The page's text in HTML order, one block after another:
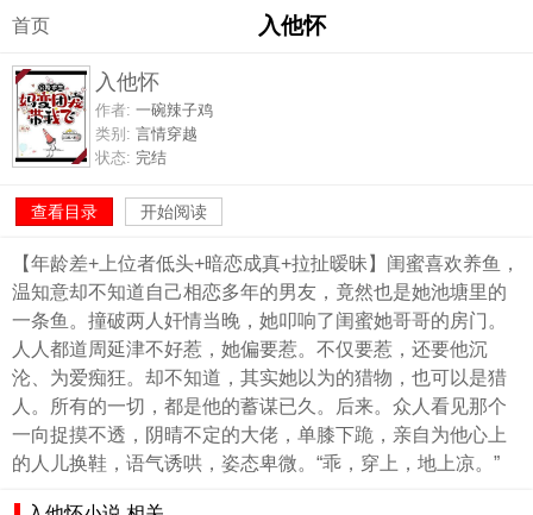
首页 入他怀
入他怀
作者: 一碗辣子鸡
类别: 言情穿越
状态: 完结
查看目录 开始阅读
【年龄差+上位者低头+暗恋成真+拉扯暧昧】闺蜜喜欢养鱼，
温知意却不知道自己相恋多年的男友，竟然也是她池塘里的
一条鱼。撞破两人奸情当晚，她叩响了闺蜜她哥哥的房门。
人人都道周延津不好惹，她偏要惹。不仅要惹，还要他沉
沦、为爱痴狂。却不知道，其实她以为的猎物，也可以是猎
人。所有的一切，都是他的蓄谋已久。后来。众人看见那个
一向捉摸不透，阴晴不定的大佬，单膝下跪，亲自为他心上
的人儿换鞋，语气诱哄，姿态卑微。“乖，穿上，地上凉。”